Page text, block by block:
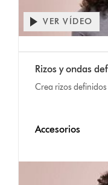
VER VÍDEO
Rizos y ondas
Crea rizos
Accesorios